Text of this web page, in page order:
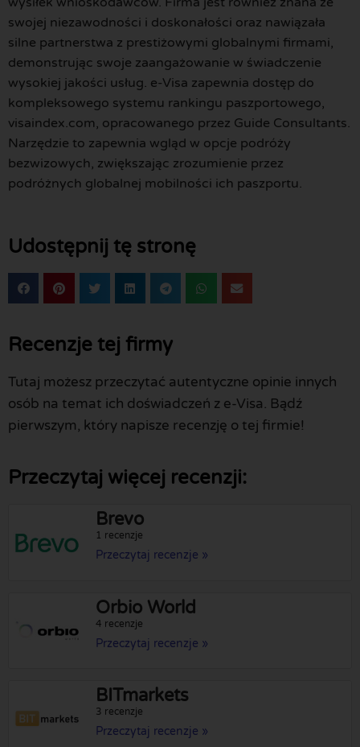
swojej niezawodności i doskonałości oraz nawiązała
silne partnerstwa z prestiżowymi globalnymi firmami,
demonstrując swoje zaangażowanie w świadczenie
wysokiej jakości usług. e-Visa zapewnia dostęp do
kompleksowego systemu rankingu paszportowego,
visaindex.com, opracowanego przez Guide Consultants.
Narzędzie to zapewnia wgląd w opcje podróży
bezwizowych, zwiększając zrozumienie przez
podróżnych globalnej mobilności ich paszportu.
Udostępnij tę stronę
Recenzje tej firmy
Tutaj możesz przeczytać autentyczne opinie innych
osób na temat ich doświadczeń z e-Visa. Bądź
pierwszym, który napisze recenzję o tej firmie!
Przeczytaj więcej recenzji:
Brevo
1 recenzje
Przeczytaj recenzje »
Orbio World
4 recenzje
Przeczytaj recenzje »
BITmarkets
3 recenzje
Przeczytaj recenzje »